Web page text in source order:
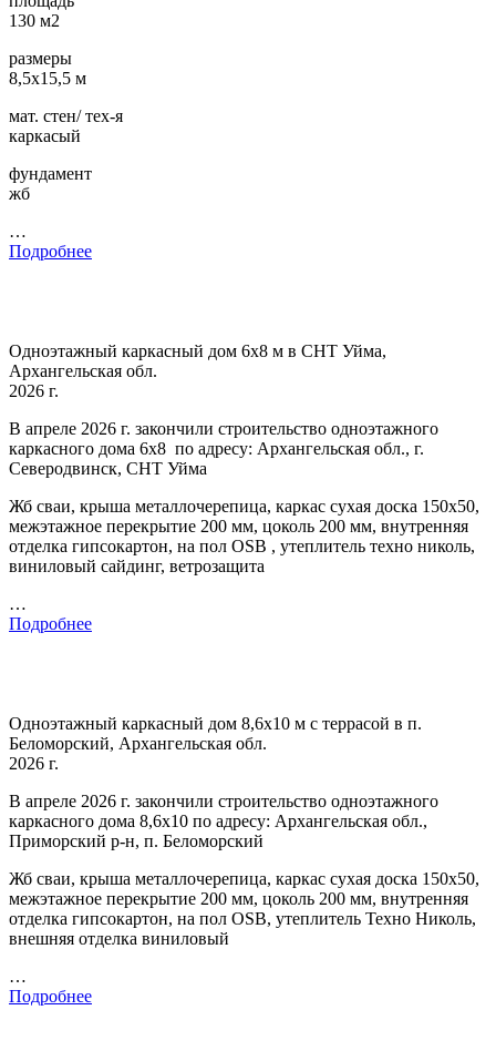
130 м2
размеры
8,5х15,5 м
мат. стен/ тех-я
каркасый
фундамент
жб
…
Подробнее
Одноэтажный каркасный дом 6х8 м в СНТ Уйма,
Архангельская обл.
2026 г.
В апреле 2026 г. закончили строительство одноэтажного
каркасного дома 6х8 по адресу: Архангельская обл., г.
Северодвинск, СНТ Уйма
Жб сваи, крыша металлочерепица, каркас сухая доска 150х50,
межэтажное перекрытие 200 мм, цоколь 200 мм, внутренняя
отделка гипсокартон, на пол OSB , утеплитель техно николь,
виниловый сайдинг, ветрозащита
…
Подробнее
Одноэтажный каркасный дом 8,6х10 м с террасой в п.
Беломорский, Архангельская обл.
2026 г.
В апреле 2026 г. закончили строительство одноэтажного
каркасного дома 8,6х10 по адресу: Архангельская обл.,
Приморский р-н, п. Беломорский
Жб сваи, крыша металлочерепица, каркас сухая доска 150х50,
межэтажное перекрытие 200 мм, цоколь 200 мм, внутренняя
отделка гипсокартон, на пол OSB, утеплитель Техно Николь,
внешняя отделка виниловый
…
Подробнее